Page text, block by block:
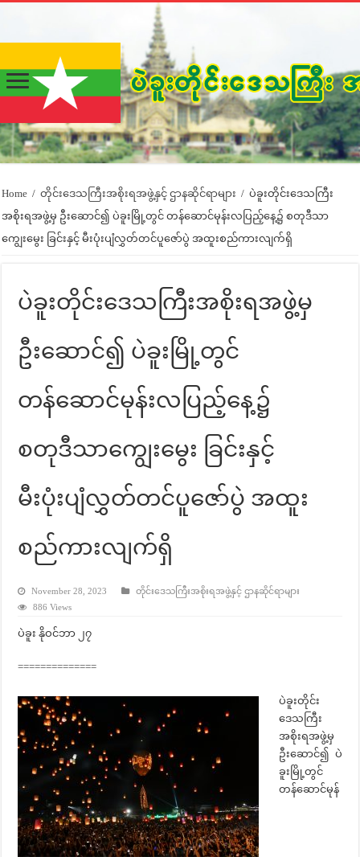
Home / တိုင်းဒေသကြီးအစိုးရအဖွဲ့နှင့် ဌာနဆိုင်ရာများ / ပဲခူးတိုင်းဒေသကြီး
အစိုးရအဖွဲ့မှ ဦးဆောင်၍ ပဲခူးမြို့တွင် တန်ဆောင်မုန်းလပြည့်နေ့၌ စတုဒီသာ
ကျွေးမွေး ခြင်းနှင့် မီးပုံးပျံလွှတ်တင်ပူဇော်ပွဲ အထူးစည်ကားလျက်ရှိ
ပဲခူးတိုင်းဒေသကြီးအစိုးရအဖွဲ့မှ
ဦးဆောင်၍ ပဲခူးမြို့တွင်
တန်ဆောင်မုန်းလပြည့်နေ့၌
စတုဒီသာကျွေးမွေး ခြင်းနှင့်
မီးပုံးပျံလွှတ်တင်ပူဇော်ပွဲ အထူး
စည်ကားလျက်ရှိ
November 28, 2023
တိုင်းဒေသကြီးအစိုးရအဖွဲ့နှင့် ဌာနဆိုင်ရာများ
886 Views
ပဲခူး နိုဝင်ဘာ ၂၇
==============
ပဲခူးတိုင်း
ဒေသကြီး
အစိုးရအဖွဲ့မှ
ဦးဆောင်၍ ပဲ
ခူးမြို့တွင်
တန်ဆောင်မုန်